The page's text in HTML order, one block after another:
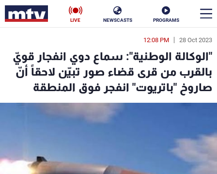
PROGRAMS
NEWSCASTS
LIVE
28 Oct 2023
12:08 PM
"الوكالة الوطنية": سماع دوي انفجار قويّ
بالقرب من قرى قضاء صور تبيّن لاحقاً أنّ
صاروخ "باتريوت" انفجر فوق المنطقة
en
الأخبار
سياسة ناس
منوعات
كأس العالم